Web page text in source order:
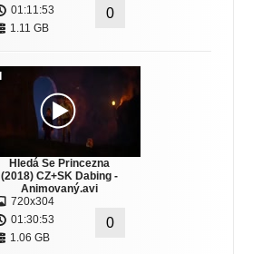
01:11:53
1.11 GB
0
Hledá Se Princezna
(2018) CZ+SK Dabing -
Animovaný.avi
720x304
01:30:53
1.06 GB
0